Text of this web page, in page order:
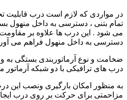
در مواردی که لازم است درب قابلیت
تمام بتنی ، دسترسی به داخل منهول
می شود . این درب ها علاوه بر مقاومت
دسترسی به داخل منهول فراهم می آورند . قطر
درب های ترافیکی با دو شبکه
به منظور امکان بارگیری ونصب این
مزاحمتی برای حرکت بر روی درب